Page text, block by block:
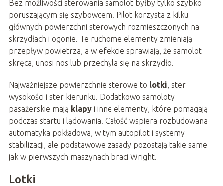
Bez możliwości sterowania samolot byłby tylko szybko
poruszającym się szybowcem. Pilot korzysta z kilku
głównych powierzchni sterowych rozmieszczonych na
skrzydłach i ogonie. Te ruchome elementy zmieniają
przepływ powietrza, a w efekcie sprawiają, że samolot
skręca, unosi nos lub przechyla się na skrzydło.
Najważniejsze powierzchnie sterowe to lotki, ster
wysokości i ster kierunku. Dodatkowo samoloty
pasażerskie mają klapyi inne elementy, które pomagają
podczas startu i lądowania. Całość wspiera rozbudowana
automatyka pokładowa, w tym autopilot i systemy
stabilizacji, ale podstawowe zasady pozostają takie same
jak w pierwszych maszynach braci Wright.
Lotki